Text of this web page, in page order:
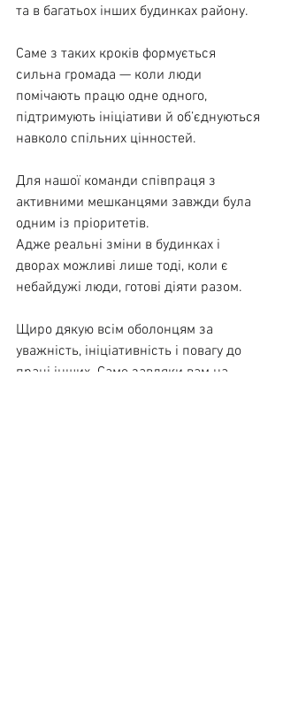
та в багатьох інших будинках району.
Саме з таких кроків формується
сильна громада — коли люди
помічають працю одне одного,
підтримують ініціативи й об’єднуються
навколо спільних цінностей.
Для нашої команди співпраця з
активними мешканцями завжди була
одним із пріоритетів.
Адже реальні зміни в будинках і
дворах можливі лише тоді, коли є
небайдужі люди, готові діяти разом.
Щиро дякую всім оболонцям за
уважність, ініціативність і повагу до
праці інших. Саме завдяки вам на